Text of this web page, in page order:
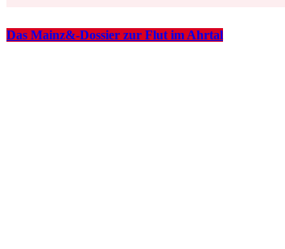
Das Mainz&-Dossier zur Flut im Ahrtal